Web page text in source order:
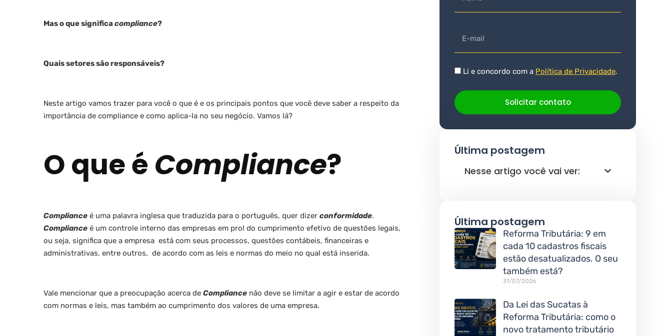
Mas o que significa compliance?
Quais setores são responsáveis?
Neste artigo vamos trazer para você o que é e os principais pontos que você deve saber a respeito da
importância de compliance e como aplica-la no seu negócio. Vamos lá?
O que é Compliance?
Compliance é uma palavra inglesa que traduzida para o português, quer dizer conformidade.
Compliance é um controle interno das empresas em prol do cumprimento efetivo de questões legais,
ou seja, significa que a empresa está com seus processos, questões contábeis, financeiras e
administrativas, entre outros, de acordo com as leis e normas do meio no qual está inserida.
Vale mencionar que a preocupação acerca de Compliance não deve se limitar a agir e estar de acordo
com normas e leis, mas também ao cumprimento dos valores de uma empresa.
Li e concordo com a Política de Privacidade.
Solicitar contato
Última postagem
Nesse artigo você vai ver:
Última postagem
Reforma Tributária: 9 em
cada 10 cadastros fiscais
estão desatualizados. O seu
também está?
31/07/2026
Da Lei das Sucatas à
Reforma Tributária: como o
novo tratamento tributário